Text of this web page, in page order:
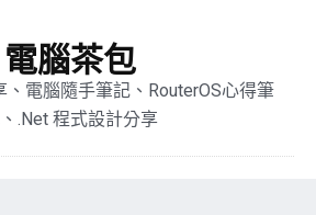
電腦茶包
電腦隨手筆記、RouterOS心得筆
.Net 程式設計分享